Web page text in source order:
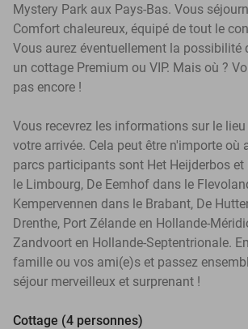
Mystery Park aux Pays-Bas. Vous
Comfort chaleureux, équipé de tout le
Vous aurez éventuellement la possibilité
un cottage Premium ou VIP. Mais où ?
pas encore !
Vous recevrez les informations sur le
votre arrivée. Cela peut être n'importe où
parcs participants sont Het Heijderbos
le Limbourg, De Eemhof dans le
Kempervennen dans le Brabant, De
Drenthe, Port Zélande en Hollande-
Zandvoort en Hollande-Septentrionale.
famille ou vos ami(e)s et passez
séjour merveilleux et surprenant !
Cottage (4 personnes)